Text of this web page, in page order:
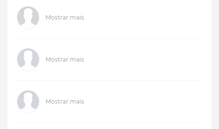
Mostrar mais
Mostrar mais
Mostrar mais